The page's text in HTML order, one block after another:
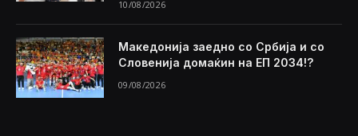
10/08/2026
Македонија заедно со Србија и со
Словенија домаќин на ЕП 2034!?
09/08/2026